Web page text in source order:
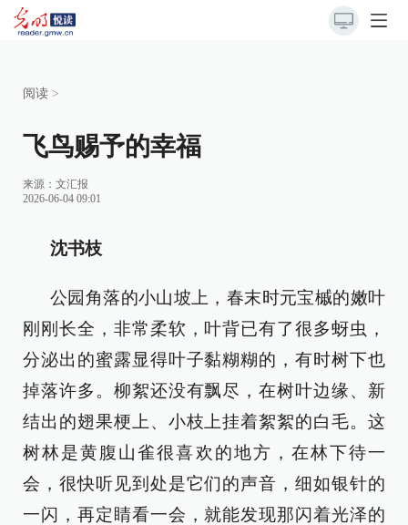
阅读 >
飞鸟赐予的幸福
来源： 文汇报
2026-06-04 09:01
沈书枝
公园角落的小山坡上，春末时元宝槭的嫩叶
刚刚长全，非常柔软，叶背已有了很多蚜虫，
分泌出的蜜露显得叶子黏糊糊的，有时树下也
掉落许多。柳絮还没有飘尽，在树叶边缘、新
结出的翅果梗上、小枝上挂着絮絮的白毛。这
树林是黄腹山雀很喜欢的地方，在林下待一
会，很快听见到处是它们的声音，细如银针的
一闪，再定睛看一会，就能发现那闪着光泽的